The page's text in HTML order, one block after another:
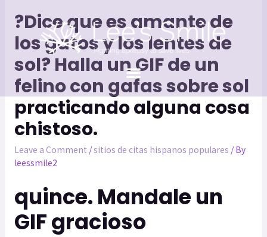
?Dice que es amante de
los gatos y los lentes de
sol? Halla un GIF de un
felino con gafas sobre sol
practicando alguna cosa
chistoso.
Leave a Comment /sitios de citas hispanos populares / By
leessmile2
quince. Mandale un
GIF gracioso